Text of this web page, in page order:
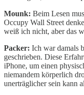
Mounk: Beim Lesen
Occupy Wall Street
weiß ich nicht, aber das
Packer: Ich war damals
geschrieben. Diese
iPhone, um einen
niemandem körperlich
unerträglicher sein kann